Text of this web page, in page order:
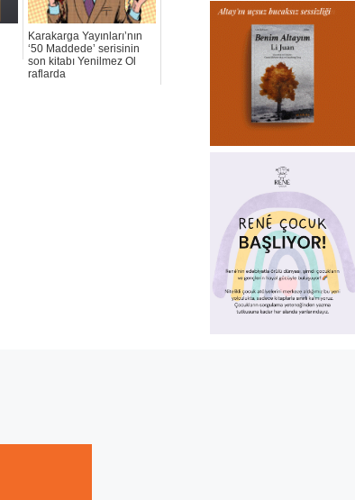
Karakarga Yayınları’nın
‘50 Maddede’ serisinin
son kitabı Yenilmez Ol
raflarda